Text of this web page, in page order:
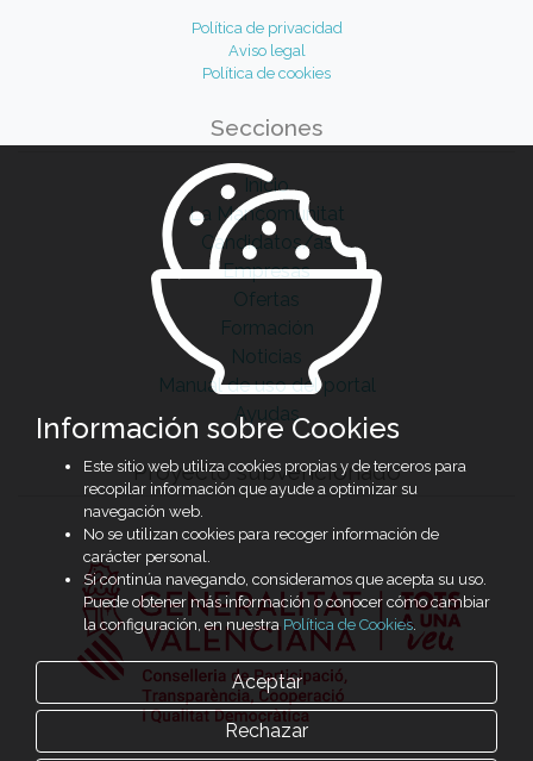
Política de privacidad
Aviso legal
Política de cookies
Secciones
Inicio
La Mancomunitat
Candidatos/as
Empresas
Ofertas
Formación
Noticias
Manual de uso del portal
Ayudas
Proyecto subvencionado
Información sobre Cookies
Este sitio web utiliza cookies propias y de terceros para
recopilar información que ayude a optimizar su
navegación web.
No se utilizan cookies para recoger información de
carácter personal.
Si continúa navegando, consideramos que acepta su uso.
Puede obtener más información o conocer cómo cambiar
la configuración, en nuestra Política de Cookies.
Aceptar
Rechazar